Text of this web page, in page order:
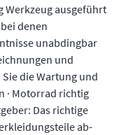
Werkzeug ausgeführt
denen
unabdingbar
und
die Wartung und
· Motorrad richtig
Das richtige
ab-